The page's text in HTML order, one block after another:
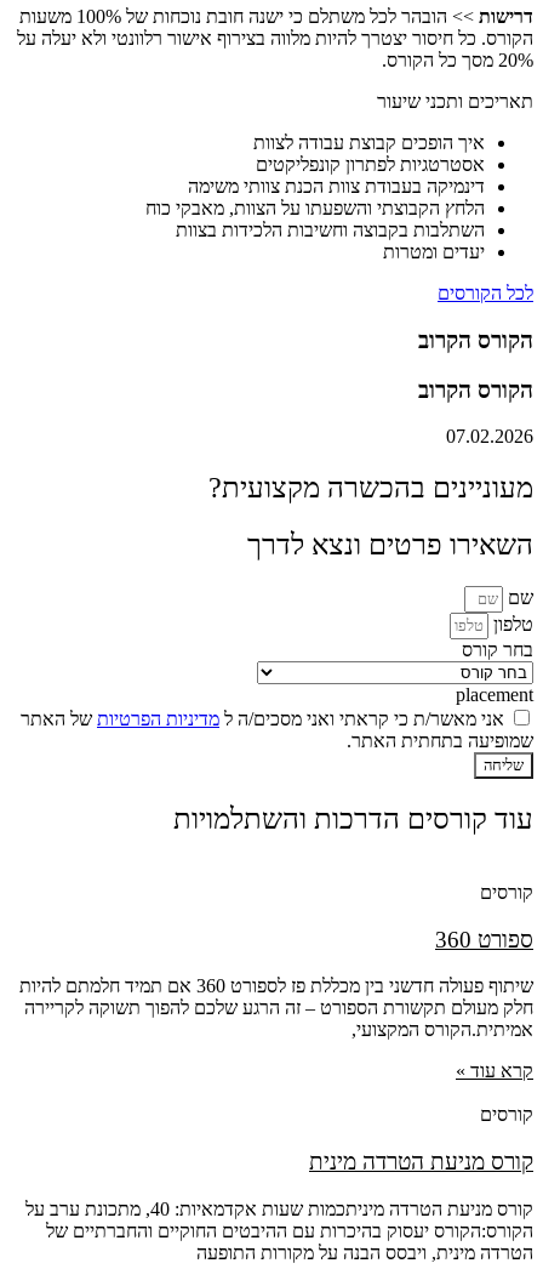
דרישות
>> הובהר לכל משתלם כי ישנה חובת נוכחות של 100% משעות
הקורס. כל חיסור יצטרך להיות מלווה בצירוף אישור רלוונטי ולא יעלה על
20% מסך כל הקורס.
תאריכים ותכני שיעור
איך הופכים קבוצת עבודה לצוות
אסטרטגיות לפתרון קונפליקטים
דינמיקה בעבודת צוות הכנת צוותי משימה
הלחץ הקבוצתי והשפעתו על הצוות, מאבקי כוח
השתלבות בקבוצה וחשיבות הלכידות בצוות
יעדים ומטרות
לכל הקורסים
הקורס הקרוב
הקורס הקרוב
07.02.2026
מעוניינים בהכשרה מקצועית?
השאירו פרטים ונצא לדרך
שם
טלפון
בחר קורס
placement
אני מאשר/ת כי קראתי ואני מסכים/ה ל מדיניות הפרטיותשל האתר
שמופיעה בתחתית האתר.
שליחה
עוד קורסים הדרכות והשתלמויות
קורסים
ספורט 360
שיתוף פעולה חדשני בין מכללת פז לספורט 360 אם תמיד חלמתם להיות
חלק מעולם תקשורת הספורט – זה הרגע שלכם להפוך תשוקה לקריירה
אמיתית.הקורס המקצועי,
קרא עוד »
קורסים
קורס מניעת הטרדה מינית
קורס מניעת הטרדה מיניתכמות שעות אקדמאיות: 40, מתכונת ערב על
הקורס:הקורס יעסוק בהיכרות עם ההיבטים החוקיים והחברתיים של
הטרדה מינית, ויבסס הבנה על מקורות התופעה